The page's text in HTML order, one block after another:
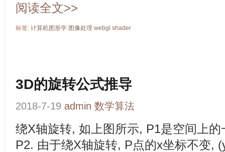
阅读全文>>
标签: 计算机图形学 图像处理 webgl shader
3D的旋转公式推导
2018-7-19 admin 数学算法
绕X轴旋转, 如上图所示, P1是空间上
P2. 由于绕X轴旋转, P点的x坐标不变,